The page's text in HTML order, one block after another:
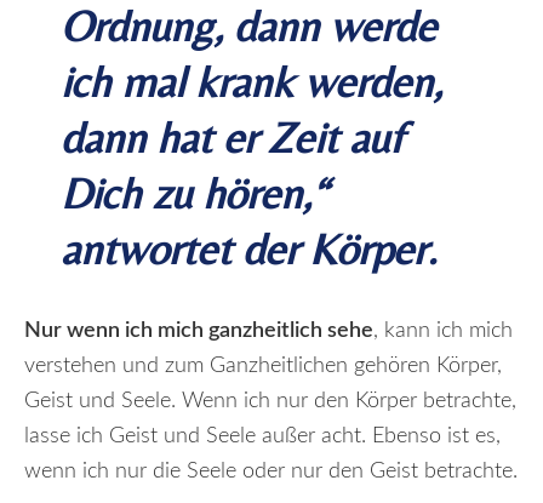
Ordnung, dann werde
ich mal krank werden,
dann hat er Zeit auf
Dich zu hören,“
antwortet der Körper.
Nur wenn ich mich ganzheitlich sehe, kann ich mich
verstehen und zum Ganzheitlichen gehören Körper,
Geist und Seele. Wenn ich nur den Körper betrachte,
lasse ich Geist und Seele außer acht. Ebenso ist es,
wenn ich nur die Seele oder nur den Geist betrachte.